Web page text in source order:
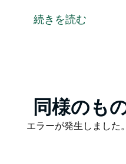
サザンハイランズで
セラードアは販売と
レッソ、お茶などの
続きを読む
Product
List
同様のも
Product
エラーが発生しました